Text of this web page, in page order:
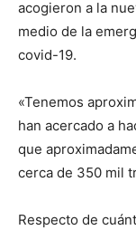
acogieron a la
medio de la
covid-19.
«Tenemos
han acercado a
que
cerca de 350 mil
Respecto de